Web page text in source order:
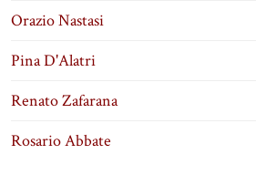
Orazio Nastasi
Pina D'Alatri
Renato Zafarana
Rosario Abbate